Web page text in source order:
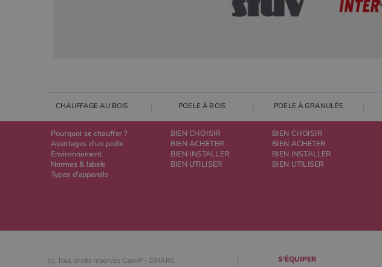
CHAUFFAGE AU BOIS POELE À BOIS
Pourquoi se chauffer ?
Avantages d'un poêle
Environnement
Normes & labels
Types d'appareils
BIEN CHOISIR
BIEN ACHETER
BIEN INSTALLER
BIEN UTILISER
POELE À GRANULÉS
BIEN CHOISIR
BIEN ACHETER
BIEN INSTALLER
BIEN UTILISER
(c) Tous droits réservés CanoP - DMARC S'ÉQUIPER